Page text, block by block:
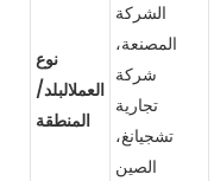
نوع
العملالبلد/
المنطقة
الشركة
المصنعة،
شركة
تجارية
تشجيانغ،
الصين